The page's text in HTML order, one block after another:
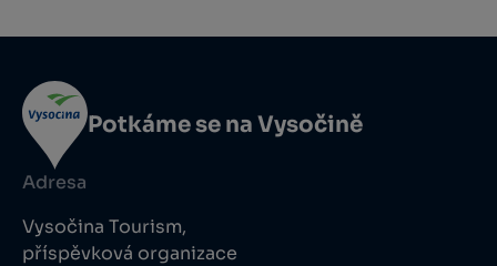
Potkáme se na Vysočině
Adresa
Vysočina Tourism,
příspěvková organizace